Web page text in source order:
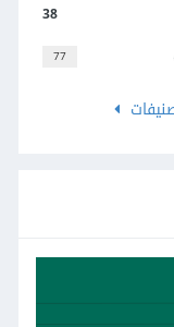
38
77